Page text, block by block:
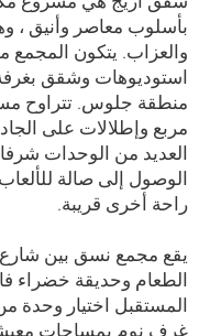
بأسلوب معاصر وأنيق ،
والعزاب. يتكون المجمع
استوديوهات وشقق
مربع وإطلالات على
العديد من الوحدات
الوصول إلى صالة
راحة أخرى قريبة.
يقع مجمع نسق بين
الطعام وحديقة خضراء
المستقبل اختيار وحدة